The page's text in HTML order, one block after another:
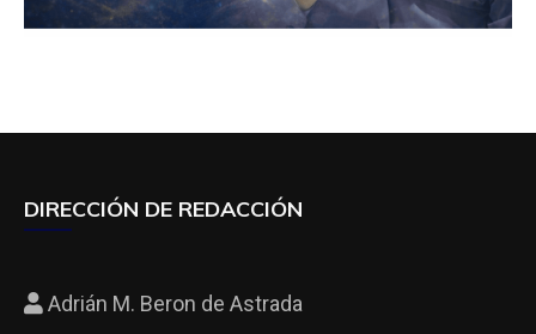
DIRECCIÓN DE REDACCIÓN
Adrián M. Beron de Astrada